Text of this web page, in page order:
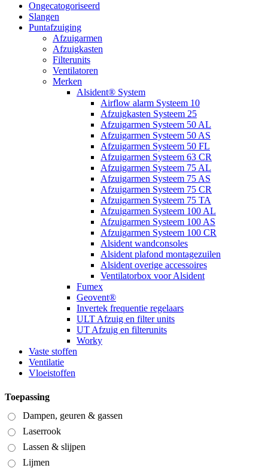
Ongecatogoriseerd
Slangen
Puntafzuiging
Afzuigarmen
Afzuigkasten
Filterunits
Ventilatoren
Merken
Alsident® System
Airflow alarm Systeem 10
Afzuigkasten Systeem 25
Afzuigarmen Systeem 50 AL
Afzuigarmen Systeem 50 AS
Afzuigarmen Systeem 50 FL
Afzuigarmen Systeem 63 CR
Afzuigarmen Systeem 75 AL
Afzuigarmen Systeem 75 AS
Afzuigarmen Systeem 75 CR
Afzuigarmen Systeem 75 TA
Afzuigarmen Systeem 100 AL
Afzuigarmen Systeem 100 AS
Afzuigarmen Systeem 100 CR
Alsident wandconsoles
Alsident plafond montagezuilen
Alsident overige accessoires
Ventilatorbox voor Alsident
Fumex
Geovent®
Invertek frequentie regelaars
ULT Afzuig en filter units
UT Afzuig en filterunits
Worky
Vaste stoffen
Ventilatie
Vloeistoffen
Toepassing
Dampen, geuren & gassen
Laserrook
Lassen & slijpen
Lijmen